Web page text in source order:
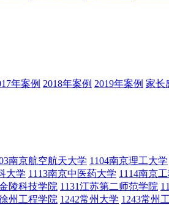
年案例 2018年案例 2019年案例 家长
南京航空航天大学 1104南京理工大学
大学 1113南京中医药大学 1114南京
陵科技学院 1131江苏第二师范学院
州工程学院 1242常州大学 1243常州